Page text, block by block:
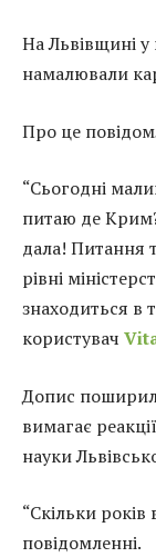
На Львівщині у
намалювали
Про це
“Сьогодні
питаю де
дала! Питання
рівні
знаходиться в
користувач
Допис
вимагає
науки
“Скільки років
повідомленні.